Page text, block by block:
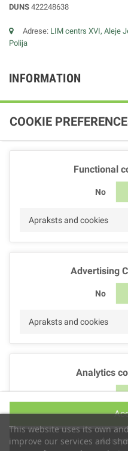
DUNS 422248638
Adrese: LIM centrs XVI, Aleje
Polija
INFORMATION
This website uses its own
improve our services and
COOKIE
Functional
No
Apraksts and cookies
Advertising
No
Apraksts and cookies
Analytics
No